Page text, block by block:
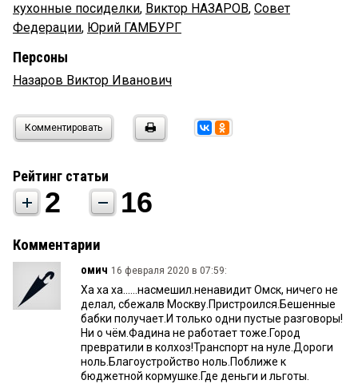
кухонные посиделки, Виктор НАЗАРОВ, Совет
Федерации, Юрий ГАМБУРГ
Персоны
Назаров Виктор Иванович
Комментировать
Рейтинг статьи
2 16
Комментарии
омич 16 февраля 2020 в 07:59:
Ха ха ха......насмешил.ненавидит Омск, ничего не
делал, сбежалв Москву.Пристроился.Бешенные
бабки получает.И только одни пустые разговоры!
Ни о чём.Фадина не работает тоже.Город
превратили в колхоз!Транспорт на нуле.Дороги
ноль.Благоустройство ноль.Поближе к
бюджетной кормушке.Где деньги и льготы.